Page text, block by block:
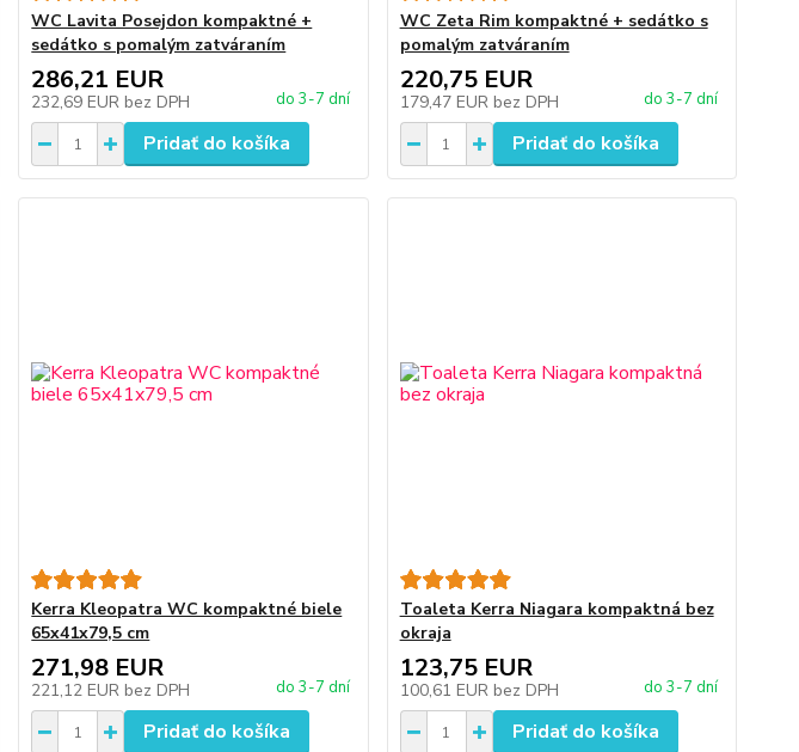
WC Lavita Posejdon kompaktné +
sedátko s pomalým zatváraním
286,21 EUR
232,69 EUR bez DPH do 3-7 dní
Pridať do košíka
WC Zeta Rim kompaktné + sedátko s
pomalým zatváraním
220,75 EUR
179,47 EUR bez DPH do 3-7 dní
Pridať do košíka
Kerra Kleopatra WC kompaktné biele
65x41x79,5 cm
271,98 EUR
221,12 EUR bez DPH do 3-7 dní
Pridať do košíka
Toaleta Kerra Niagara kompaktná bez
okraja
123,75 EUR
100,61 EUR bez DPH do 3-7 dní
Pridať do košíka